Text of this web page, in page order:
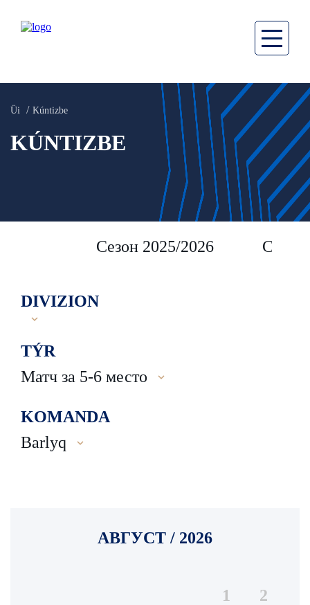
Üi Kúntizbe
KÚNTIZBE
Сезон 2025/2026 Сезон
DIVIZION
TÝR
Матч за 5-6 место
KOMANDA
Barlyq
АВГУСТ / 2026
1
2